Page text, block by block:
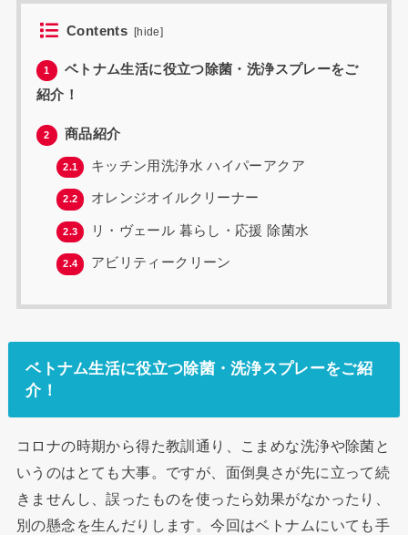
Contents [hide]
1
ベトナム生活に役立つ除菌・洗浄スプレーをご
紹介！
2 商品紹介
2.1 キッチン用洗浄水 ハイパーアクア
2.2 オレンジオイルクリーナー
2.3 リ・ヴェール 暮らし・応援 除菌水
2.4 アビリティークリーン
ベトナム生活に役立つ除菌・洗浄スプレーをご紹
介！
コロナの時期から得た教訓通り、こまめな洗浄や除菌と
いうのはとても大事。ですが、面倒臭さが先に立って続
きませんし、誤ったものを使ったら効果がなかったり、
別の懸念を生んだりします。今回はベトナムにいても手